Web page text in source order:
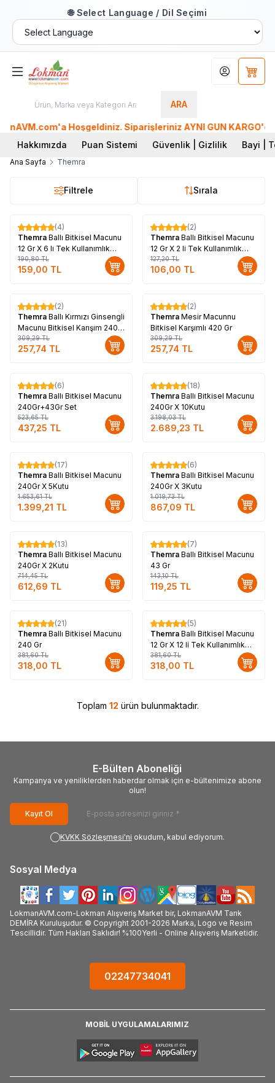
🌐 Select Language / Dil Seçimi
ARA
Hesabım
Hoşgeldiniz. Siparişleriniz AYNI GÜN KARGO'da.
Hakkımızda
Puan Sistemi Güvenlik | Gizlilik Bayi |
Ana Sayfa Themra
Filtrele Sırala
%17
(4)
Themra Ballı Bitkisel Macunu
12 Gr X 6 lı Tek Kullanımlık
Stick
190,80TL
159,00 TL
%17
(2)
Themra Ballı Bitkisel Macunu
12 Gr X 2 li Tek Kullanımlık
Stick
127,20TL
106,00 TL
%17
(2)
Themra Ballı Kırmızı Ginsengli
Macunu Bitkisel Karışım 240
Gr
309,29TL
257,74 TL
%17
(2)
Themra Mesir Macunnu
Bitkisel Karşımlı 420 Gr
309,29TL
257,74 TL
%16
(6)
Themra Ballı Bitkisel Macunu
240Gr+43Gr Set
523,65TL
437,25 TL
%16
(18)
Themra Ballı Bitkisel Macunu
240Gr X 10Kutu
3.198,03TL
2.689,23 TL
%15
(17)
Themra Ballı Bitkisel Macunu
240Gr X 5Kutu
1.653,61TL
1.399,21 TL
%15
(6)
Themra Ballı Bitkisel Macunu
240Gr X 3Kutu
1.019,73TL
867,09 TL
%14
(13)
Themra Ballı Bitkisel Macunu
240Gr X 2Kutu
714,45TL
612,69 TL
%17
(7)
Themra Ballı Bitkisel Macunu
43 Gr
143,10TL
119,25 TL
%17
(21)
Themra Ballı Bitkisel Macunu
240 Gr
381,60TL
318,00 TL
%17
(5)
Themra Ballı Bitkisel Macunu
12 Gr X 12 li Tek Kullanımlık
Stick
381,60TL
318,00 TL
Toplam 12 ürün bulunmaktadır.
E-Bülten Aboneliği
Kampanya ve yeniliklerden haberdar olmak için e-bültenimize abone
olun!
Kayıt Ol
KVKK Sözleşmesi'ni okudum, kabul ediyorum.
Sosyal Medya
LokmanAVM.com-Lokman Alışveriş Market bir, LokmanAVM Tarık
DEMİRA Kuruluşudur. © Copyright 2001-2026 Marka, Logo ve Resim
Tescillidir. Tüm Hakları Saklıdır! %100Yerli - Online Alışveriş Marketidir.
02247734041
MOBİL UYGULAMALARIMIZ